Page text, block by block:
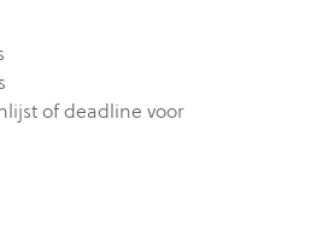
of deadline voor